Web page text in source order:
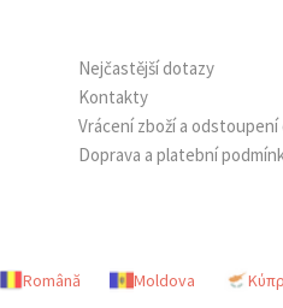
Nejčastější dotazy
Kontakty
Vrácení zboží a
Doprava a platební
Română Moldova